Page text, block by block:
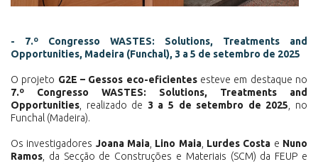
- 7.º Congresso WASTES: Solutions, Treatments and
Opportunities, Madeira (Funchal), 3 a 5 de setembro de 2025
O projeto G2E – Gessos eco-eficientesesteve em destaque no
7.º Congresso WASTES: Solutions, Treatments and
Opportunities, realizado de 3 a 5 de setembro de 2025, no
Funchal (Madeira).
Os investigadores Joana Maia, Lino Maia, Lurdes Costa e Nuno
Ramos, da Secção de Construções e Materiais (SCM) da FEUP e